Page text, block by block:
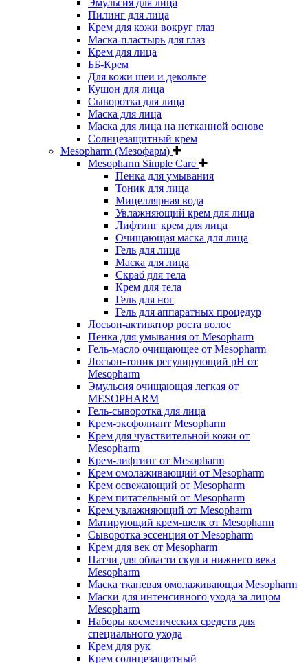
Эмульсия для лица
Пилинг для лица
Крем для кожи вокруг глаз
Маска-пластырь для глаз
Крем для лица
ББ-Крем
Для кожи шеи и декольте
Кушон для лица
Сыворотка для лица
Маска для лица
Маска для лица на нетканной основе
Солнцезащитный крем
Mesopharm (Мезофарм)
Mesopharm Simple Care
Пенка для умывания
Тоник для лица
Мицеллярная вода
Увлажняющий крем для лица
Лифтинг крем для лица
Очищающая маска для лица
Гель для лица
Маска для лица
Скраб для тела
Крем для тела
Гель для ног
Гель для аппаратных процедур
Лосьон-активатор роста волос
Пенка для умывания от Mesopharm
Гель-масло очищающее от Mesopharm
Лосьон-тоник регулирующий рН от
Mesopharm
Эмульсия очищающая легкая от
MESOPHARM
Гель-сыворотка для лица
Крем-эксфолиант Mesopharm
Крем для чувствительной кожи от
Mesopharm
Крем-лифтинг от Mesopharm
Крем омолаживающий от Mesopharm
Крем освежающий от Mesopharm
Крем питательный от Mesopharm
Крем увлажняющий от Mesopharm
Матирующий крем-шелк от Mesopharm
Сыворотка эссенция от Mesopharm
Крем для век от Mesopharm
Патчи для области скул и нижнего века
Mesopharm
Маска тканевая омолаживающая Mesopharm
Маски для интенсивного ухода за лицом
Mesopharm
Наборы косметических средств для
специального ухода
Крем для рук
Крем солнцезащитный